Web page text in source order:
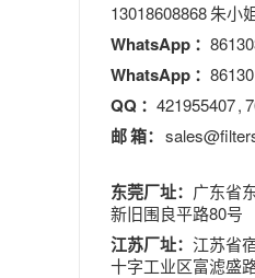
13018608868 朱小
WhatsApp ：
WhatsApp ：
QQ ： 421955407 ,
邮 箱：
东莞厂址： 广东省
新旧围良平路80号
江苏厂址： 江苏省
十字工业区富滤盛